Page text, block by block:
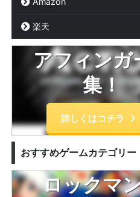
楽天
アフィンガ
集！
詳しくはコチラ
おすすめゲームカテゴリー
ロックマ